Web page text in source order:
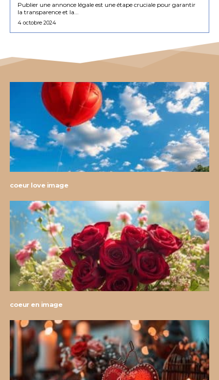
Publier une annonce légale est une étape cruciale pour garantir
la transparence et la...
4 octobre 2024
coeur love image
coeur en image